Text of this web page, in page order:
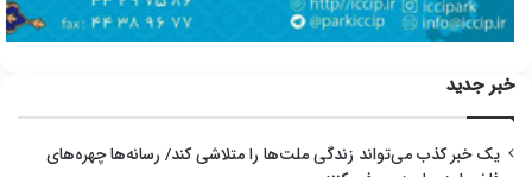
خبر جدید
یک خبر کذب می‌تواند زندگی ملت‌ها را متلاشی کند/ رسانه‌ها چهره‌های